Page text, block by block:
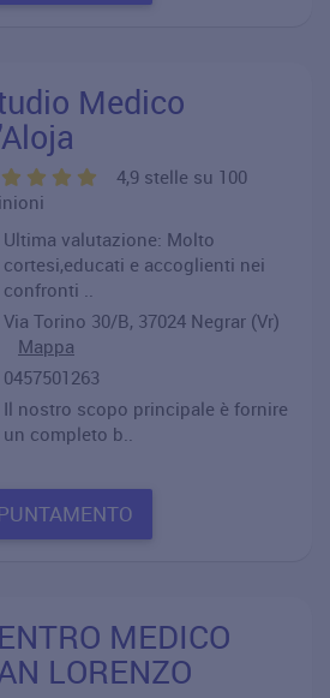
Medico
4,9 stelle su 100
Ultima valutazione: Molto
cortesi,educati e accoglienti nei
confronti ..
Via Torino 30/B, 37024 Negrar (Vr)
Mappa
0457501263
Il nostro scopo principale è fornire
un completo b..
MEDICO
LORENZO